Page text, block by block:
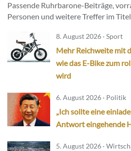
Passende Ruhrbarone-Beiträge,
Personen und weitere Treffer im
8. August 2026 · Sport
Mehr Reichweite mit
wie das E-Bike zum
wird
6. August 2026 · Politik
„Ich sollte eine
Antwort eingehende
5. August 2026 ·